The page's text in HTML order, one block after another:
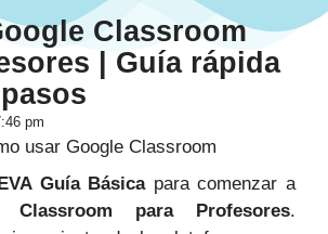
Classroom
| Guía rápida
pm
Guía Básicapara comenzar a
Classroom para Profesores.